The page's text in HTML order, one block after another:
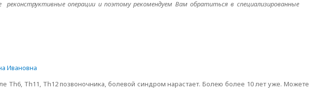
операции и поэтому рекомендуем Вам обратиться в специализированные
Ивановна
Th6, Th11, Th12 позвоночника, болевой синдром нарастает. Болею более 10 лет уже. Можете